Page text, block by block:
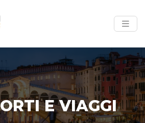
E VIAGGI